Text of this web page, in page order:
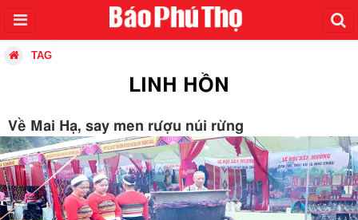
TAG
LINH HỒN
Về Mai Hạ, say men rượu núi rừng